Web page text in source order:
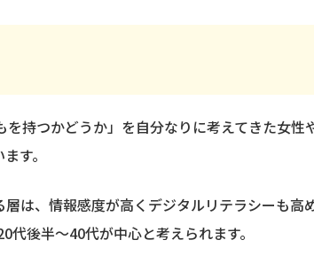
持つかどうか」を自分なりに考えてきた女性
す。
は、情報感度が高くデジタルリテラシーも高
後半〜40代が中心と考えられます。